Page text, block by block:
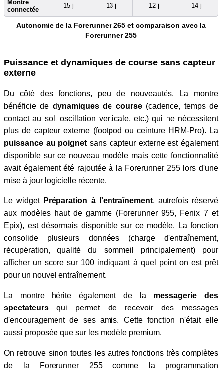
Montre
connectée
15 j 13 j 12 j 14 j
Autonomie de la Forerunner 265 et comparaison avec la
Forerunner 255
Puissance et dynamiques de course sans capteur
externe
Du côté des fonctions, peu de nouveautés. La montre
bénéficie de dynamiques de course(cadence, temps de
contact au sol, oscillation verticale, etc.) qui ne nécessitent
plus de capteur externe (footpod ou ceinture HRM-Pro). La
puissance au poignet sans capteur externe est également
disponible sur ce nouveau modèle mais cette fonctionnalité
avait également été rajoutée à la Forerunner 255 lors d'une
mise à jour logicielle récente.
Le widget Préparation à l'entraînement, autrefois réservé
aux modèles haut de gamme (Forerunner 955, Fenix 7 et
Epix), est désormais disponible sur ce modèle. La fonction
consolide plusieurs données (charge d'entraînement,
récupération, qualité du sommeil principalement) pour
afficher un score sur 100 indiquant à quel point on est prêt
pour un nouvel entraînement.
La montre hérite également de la messagerie des
spectateurs qui permet de recevoir des messages
d'encouragement de ses amis. Cette fonction n'était elle
aussi proposée que sur les modèle premium.
On retrouve sinon toutes les autres fonctions très complètes
de la Forerunner 255 comme la programmation